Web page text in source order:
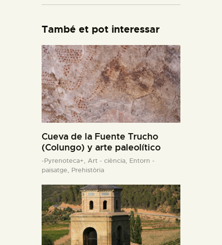
També et pot interessar
Cueva de la Fuente Trucho
(Colungo) y arte paleolítico
-Pyrenoteca+, Art - ciència, Entorn -
paisatge, Prehistòria